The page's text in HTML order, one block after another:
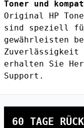
Toner und
Original HP
sind speziell
gewährleisten
Zuverlässigkeit
erhalten Sie
Support.
60 TAGE